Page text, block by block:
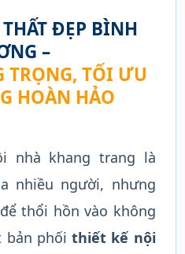
ĐẸP BÌNH
–
TRỌNG, TỐI ƯU
HOÀN HẢO
nhà khang trang là
nhiều người, nhưng
thổi hồn vào không
bản phốithiết kế nội